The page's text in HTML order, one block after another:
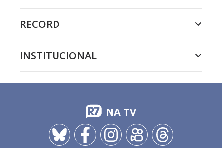
RECORD
INSTITUCIONAL
NA TV